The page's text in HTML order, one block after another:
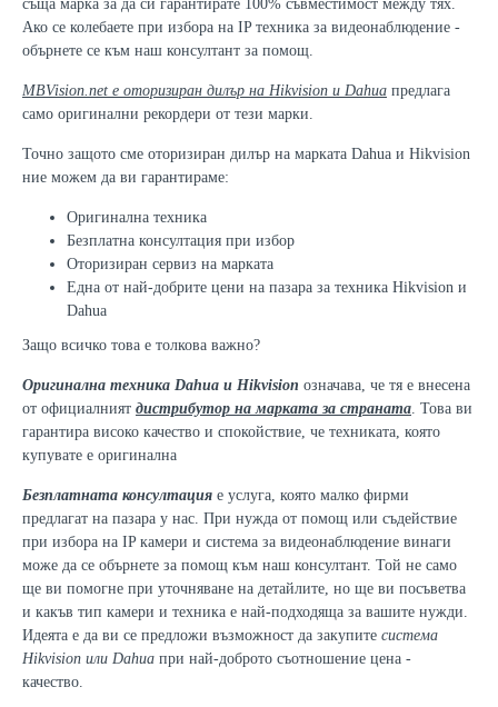
съща марка за да си гарантирате 100% съвместимост между тях.
Ако се колебаете при избора на IP техника за видеонаблюдение -
обърнете се към наш консултант за помощ.
MBVision.net е оторизиран дилър на Hikvision и Dahua предлага
само оригинални рекордери от тези марки.
Точно защото сме оторизиран дилър на марката Dahua и Hikvision
ние можем да ви гарантираме:
Оригинална техника
Безплатна консултация при избор
Оторизиран сервиз на марката
Една от най-добрите цени на пазара за техника Hikvision и
Dahua
Защо всичко това е толкова важно?
Оригинална техника Dahua и Hikvision означава, че тя е внесена
от официалният дистрибутор на марката за страната. Това ви
гарантира високо качество и спокойствие, че техниката, която
купувате е оригинална
Безплатната консултация е услуга, която малко фирми
предлагат на пазара у нас. При нужда от помощ или съдействие
при избора на IP камери и система за видеонаблюдение винаги
може да се обърнете за помощ към наш консултант. Той не само
ще ви помогне при уточняване на детайлите, но ще ви посъветва
и какъв тип камери и техника е най-подходяща за вашите нужди.
Идеята е да ви се предложи възможност да закупите система
Hikvision или Dahua при най-доброто съотношение цена -
качество.